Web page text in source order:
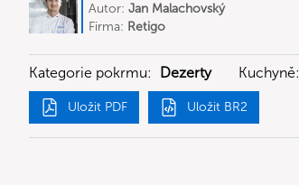
Autor: Jan Malachovský
Firma: Retigo
Kategorie pokrmu: Dezerty Kuchyně:
Uložit PDF Uložit BR2